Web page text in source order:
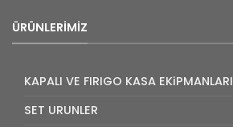
ÜRÜNLERIMIZ
KAPALI VE FIRIGO KASA EKiPMANLARI
SET URUNLER